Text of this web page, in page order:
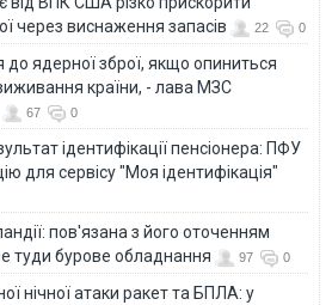
через виснаження запасів
22 0
ядерної зброї, якщо опиниться
країни, - лава МЗС
67 0
ідентифікації пенсіонера: ПФУ
для сервісу "Моя ідентифікація"
пов'язана з його оточенням
туди бурове обладнання
97 0
нічної атаки ракет та БПЛА: у